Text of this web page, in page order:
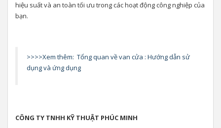
hiệu suất và an toàn tối ưu trong các hoạt động công nghiệp của
bạn.
>>>>Xem thêm: Tổng quan về van cửa : Hướng dẫn sử
dụng và ứng dụng
CÔNG TY TNHH KỸ THUẬT PHÚC MINH